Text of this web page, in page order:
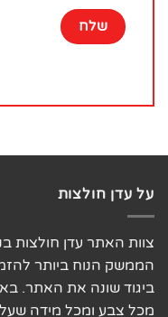
על עדן חולצות
צוות האתר עדן חולצות
הממשק הנוח ביותר
ביגוד שונה את האתר.
מכל צבע ומכל מידה